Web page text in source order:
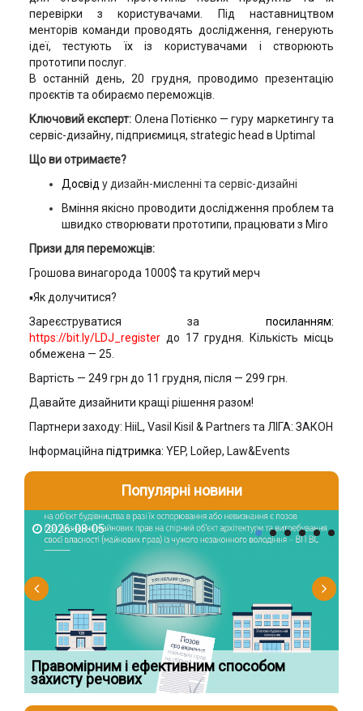
перевірки з користувачами. Під наставництвом
менторів команди проводять дослідження, генерують
ідеї, тестують їхіз користувачами і створюють
прототипи послуг.
В останній день, 20 грудня, проводимо презентацію
проєктів та обираємо переможців.
Ключовий експерт: Олена Потієнко — гуру маркетингу та
сервіс-дизайну, підприємиця, strategic head в Uptimal
Що виотримаєте?
Досвід у дизайн-мисленні та сервіс-дизайні
Вміння якісно проводити дослідження проблем та
швидко створювати прототипи, працювати з Miro
Призи для переможців:
Грошова винагорода 1000$ та крутий мерч
▪️Як долучитися?
Зареєструватися за посиланням:
https://bit.ly/LDJ_registerдо 17 грудня. Кількість місць
обмежена — 25.
Вартість — 249 грн до 11 грудня, після — 299 грн.
Давайте дизайнити кращі рішення разом!
Партнери заходу: HiiL, Vasil Kisil & Partners та ЛІГА: ЗАКОН
Інформаційна підтримка: YEP, Lойер, Law&Events
Популярні новини
2026-08-05
Правомірним і ефективним способом
захисту речових